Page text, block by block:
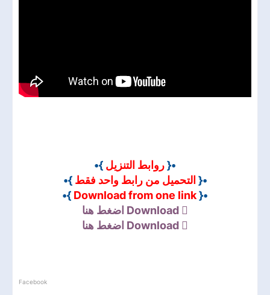
•{روابط التنزيل }•
•{ التحميل من رابط واحد فقط }•
•{
Download from one link
}•
Download اضغط هنا
Download اضغط هنا
Facebook